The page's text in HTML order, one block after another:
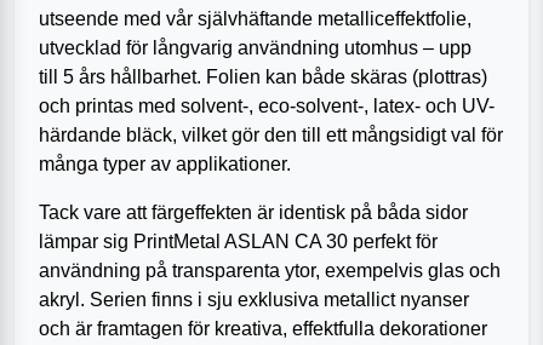
utseende med vår självhäftande metalliceffektfolie,
utvecklad för långvarig användning utomhus – upp
till 5 års hållbarhet. Folien kan både skäras (plottras)
och printas med solvent-, eco-solvent-, latex- och UV-
härdande bläck, vilket gör den till ett mångsidigt val för
många typer av applikationer.
Tack vare att färgeffekten är identisk på båda sidor
lämpar sig PrintMetal ASLAN CA 30 perfekt för
användning på transparenta ytor, exempelvis glas och
akryl. Serien finns i sju exklusiva metallict nyanser
och är framtagen för kreativa, effektfulla dekorationer